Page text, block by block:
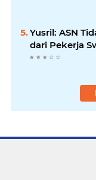
Yusril: ASN
dari Pekerja